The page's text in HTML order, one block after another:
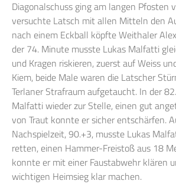
Diagonalschuss ging am langen Pfosten
versuchte Latsch mit allen Mitteln den
nach einem Eckball köpfte Weithaler
der 74. Minute musste Lukas Malfatti
und Kragen riskieren, zuerst auf Weiss
Kiem, beide Male waren die Latscher
Terlaner Strafraum aufgetaucht. In der
Malfatti wieder zur Stelle, einen gut
von Traut konnte er sicher entschärfen.
Nachspielzeit, 90.+3, musste Lukas
retten, einen Hammer-Freistoß aus 18
konnte er mit einer Faustabwehr klären
wichtigen Heimsieg klar machen.